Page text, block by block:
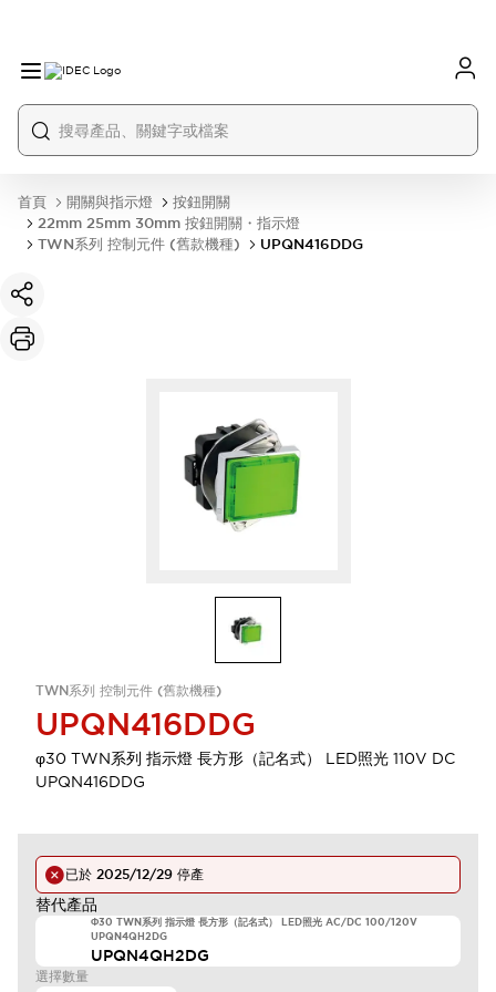
首頁 開關與指示燈
按鈕開關
22mm 25mm 30mm 按鈕開關・指示燈
TWN系列 控制元件 (舊款機種)
UPQN416DDG
TWN系列 控制元件 (舊款機種)
UPQN416DDG
φ30 TWN系列 指示燈 長方形（記名式） LED照光 110V DC
UPQN416DDG
已於 2025/12/29 停產
替代產品
Φ30 TWN系列 指示燈 長方形（記名式） LED照光 AC/DC 100/120V
UPQN4QH2DG
UPQN4QH2DG
選擇數量